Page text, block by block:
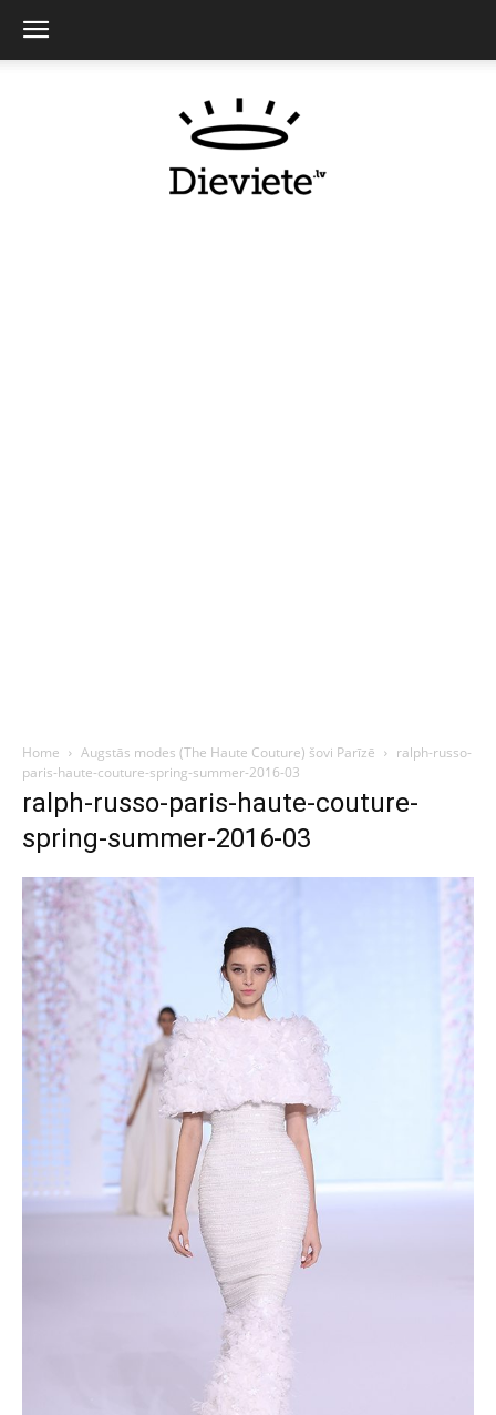
Home Augstās modes (The Haute Couture) šovi Parīzē
ralph-russo-
paris-haute-couture-spring-summer-2016-03
ralph-russo-paris-haute-couture-
spring-summer-2016-03